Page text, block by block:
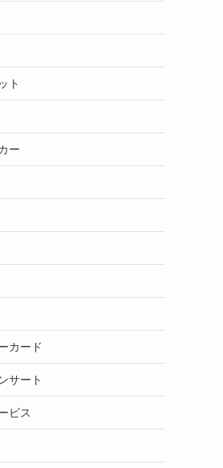
ト
ー
カード
サート
ビス